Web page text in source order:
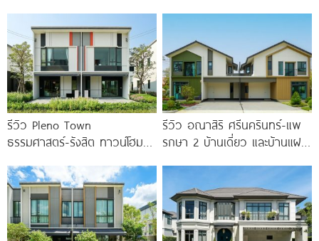
Double Volume ทำเลติดถนน
ใหญ่
รีวิว Pleno Town
ธรรมศาสตร์-รังสิต ทาวน์โฮม
ม.ธรรมศาสตร์
รีวิว อณาสิริ ศรีนครินทร์-แพ
รกษา 2 บ้านเดี่ยว และบ้านแฝด